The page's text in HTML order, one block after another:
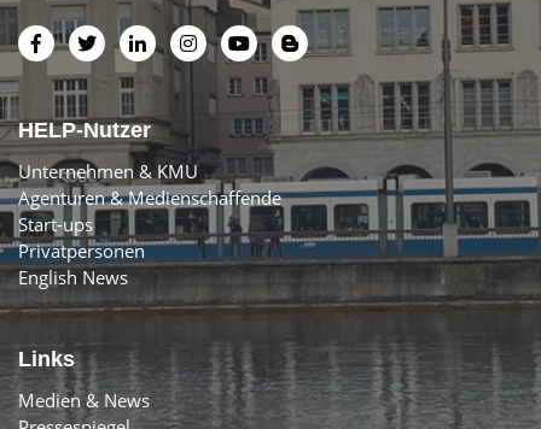
HELP-Nutzer
Unternehmen & KMU
Agenturen & Medienschaffende
Start-ups
Privatpersonen
English News
Links
Medien & News